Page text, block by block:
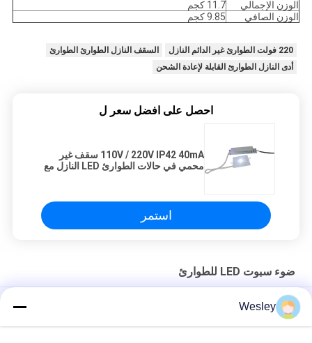
الوزن الإجمالي
11.7 كجم
الوزن الصافي
9.85 كجم
220 فولت الطوارئ غير الدائم النازل
السقف النازل الطوارئ الطوارئ
أدى النازل الطوارئ القابلة لإعادة الشحن
احصل على افضل سعر ل
110V / 220V IP42 40mA سقف غير
محمي في حالات الطوارئ LED النازل مع
استمر
ضوء سبوت LED للطوارئ
ضوء الطوارئ LED غير الصيانة مع بطارية Ni-mH
ضوء الطوارئ من السقف مع 3 ساعات تشغيل بدون صيانة و 3 سنوات
Wesley